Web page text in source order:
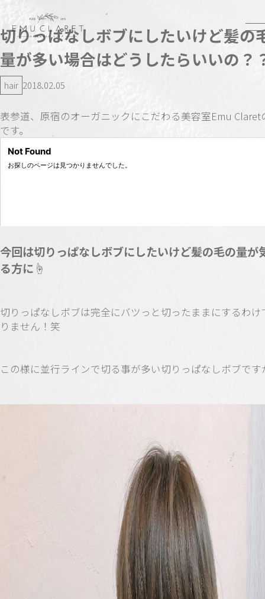
切りっぱなしボブにしたいけど髪の
量が多い場合はどうしたらいいの？
hair 2018.02.05
表参道、原宿のオーガニックにこだわる美容室Emu Claret
です。
今回は切りっぱなしボブにしたいけど髪の毛の量が
る方に☝️
切りっぱなしボブは完全にバツっと切ったままにするわけ
りません！笑
この様に並行ラインで切る事が多い切りっぱなしボブです